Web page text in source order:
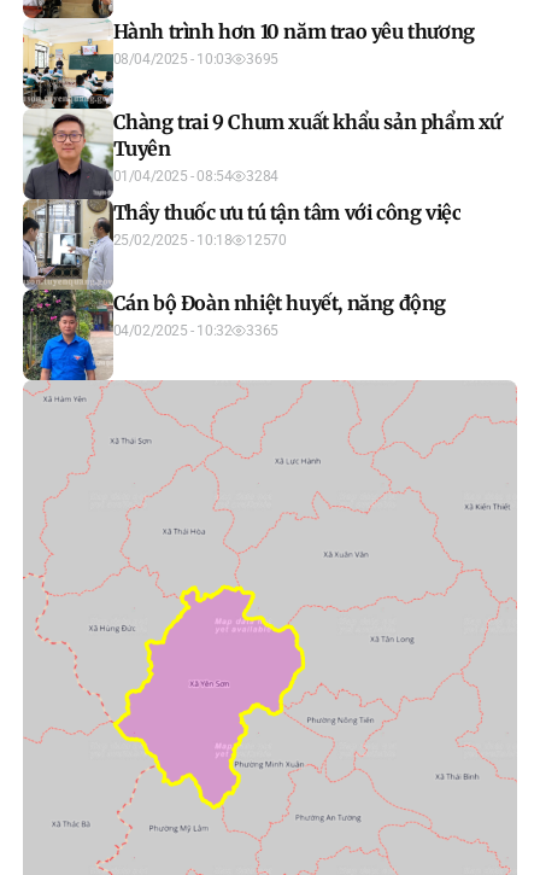
Hành trình hơn 10 năm trao yêu thương
08/04/2025 - 10:03 3695
Chàng trai 9 Chum xuất khẩu sản phẩm xứ
Tuyên
01/04/2025 - 08:54 3284
Thầy thuốc ưu tú tận tâm với công việc
25/02/2025 - 10:18 12570
Cán bộ Đoàn nhiệt huyết, năng động
04/02/2025 - 10:32 3365